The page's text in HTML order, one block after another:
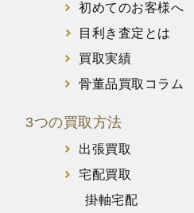
初めてのお客様へ
目利き査定とは
買取実績
骨董品買取コラム
3つの買取方法
出張買取
宅配買取
掛軸宅配